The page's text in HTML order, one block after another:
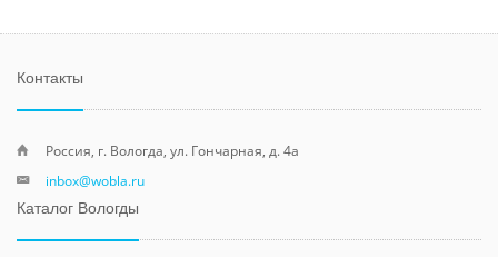
Контакты
Россия, г. Вологда, ул. Гончарная, д. 4а
inbox@wobla.ru
Каталог Вологды